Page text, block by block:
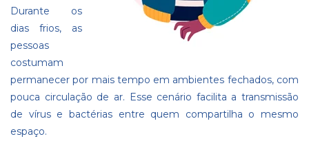
Durante os
dias frios, as
pessoas
costumam
permanecer por mais tempo em ambientes fechados, com
pouca circulação de ar. Esse cenário facilita a transmissão
de vírus e bactérias entre quem compartilha o mesmo
espaço.